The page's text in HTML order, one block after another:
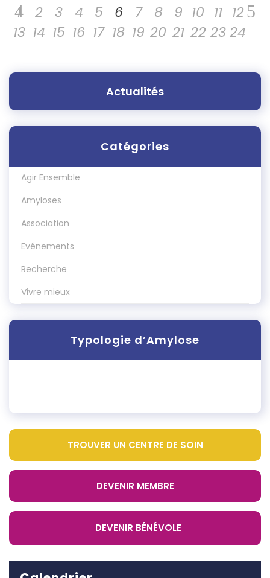
1 2 3 4 5 6 7 8 9 10 11 12
13 14 15 16 17 18 19 20 21 22 23 24
Actualités
Catégories
Agir Ensemble
Amyloses
Association
Evénements
Recherche
Vivre mieux
Typologie d’Amylose
TROUVER UN CENTRE DE SOIN
DEVENIR MEMBRE
DEVENIR BÉNÉVOLE